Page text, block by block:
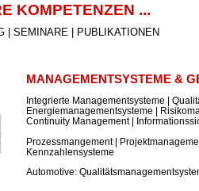
KOMPETENZEN ...
| SEMINARE | PUBLIKATIONEN
MANAGEMENTSYSTEME &
Integrierte Managementsysteme |
Energiemanagementsysteme |
Continuity Management |
Prozessmangement |
Kennzahlensysteme
Automotive: